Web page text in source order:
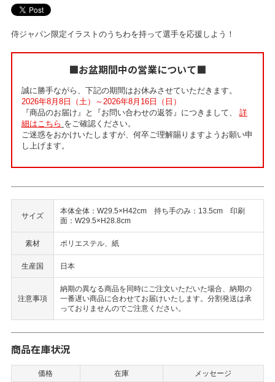
侍ジャパン限定イラストのうちわを持って選手を応援しよう！
■お盆期間中の営業について■
誠に勝手ながら、下記の期間はお休みさせていただきます。
2026年8月8日（土）～2026年8月16日（日）
『商品のお届け』と『お問い合わせの返答』につきまして、 詳
細はこちら をご確認ください。
ご迷惑をおかけいたしますが、何卒ご理解賜りますようお願い申
し上げます。
サイズ
本体全体：W29.5×H42cm 持ち手のみ：13.5cm 印刷
面：W29.5×H28.8cm
素材 ポリエステル、紙
生産国 日本
注意事項
納期の異なる商品を同時にご注文いただいた場合、納期の
一番遅い商品に合わせてお届けいたします。分割発送は承
っておりませんのでご注意ください。
商品在庫状況
価格 在庫
メッセージ